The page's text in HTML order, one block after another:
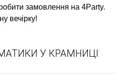
замовлення на 4Party.
вечірку!
У КРАМНИЦІ